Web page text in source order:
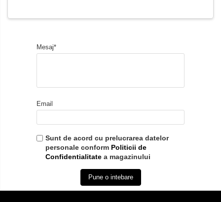
Mesaj*
Email
Sunt de acord cu prelucrarea datelor
personale conform Politicii de
Confidentialitate a magazinului
Pune o intebare